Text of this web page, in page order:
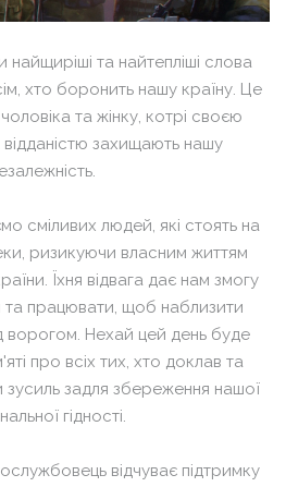
та найтепліші слова
хто боронить нашу країну. Це
та жінку, котрі своєю
захищають нашу
сміливих людей, які стоять на
ризикуючи власним життям
Їхня відвага дає нам змогу
працювати, щоб наблизити
ворогом. Нехай цей день буде
про всіх тих, хто доклав та
задля збереження нашої
гідності.
відчуває підтримку